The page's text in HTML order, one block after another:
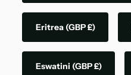
Eritrea (GBP £)
Eswatini (GBP £)